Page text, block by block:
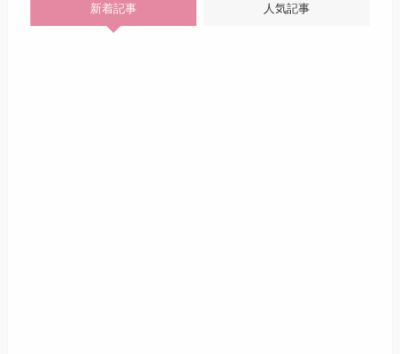
新着記事 人気記事